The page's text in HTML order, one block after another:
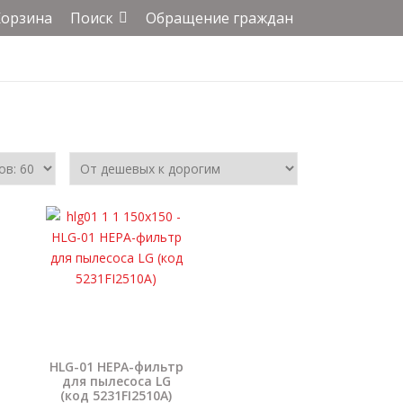
Поиск Обращение граждан
HLG-01 HEPA-фильтр
для пылесоса LG
(код 5231FI2510A)